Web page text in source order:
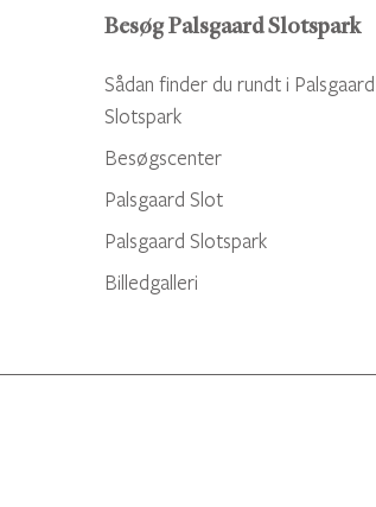
Besøg Palsgaard Slotspark
Sådan finder du rundt i Palsgaard
Slotspark
Besøgscenter
Palsgaard Slot
Palsgaard Slotspark
Billedgalleri